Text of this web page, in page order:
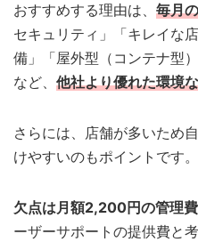
おすすめする理由は、 毎月
セキュリティ」「キレイな
備」「屋外型（コンテナ型
など、 他社より優れた環境
さらには、店舗が多いため
けやすいのもポイントです。
欠点は月額2,200円の管理費
ーザーサポートの提供費と考